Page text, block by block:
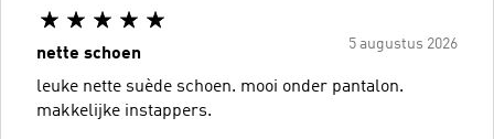
5 augustus 2026
nette schoen
leuke nette suède schoen. mooi onder pantalon.
makkelijke instappers.